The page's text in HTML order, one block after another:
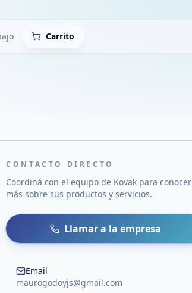
Carrito
WhatsApp
mail
Facebook
CONTACTO DIRECTO
Coordiná con el equipo de Kovak para conocer
más sobre sus productos y servicios.
Llamar a la empresa
Email
maurogodoyjs@gmail.com